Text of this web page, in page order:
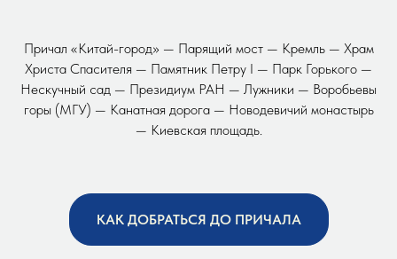
Причал «Китай-город» — Парящий мост — Кремль — Храм
Христа Спасителя — Памятник Петру I — Парк Горького —
Нескучный сад — Президиум РАН — Лужники — Воробьевы
горы (МГУ) — Канатная дорога — Новодевичий монастырь
— Киевская площадь.
КАК ДОБРАТЬСЯ ДО ПРИЧАЛА